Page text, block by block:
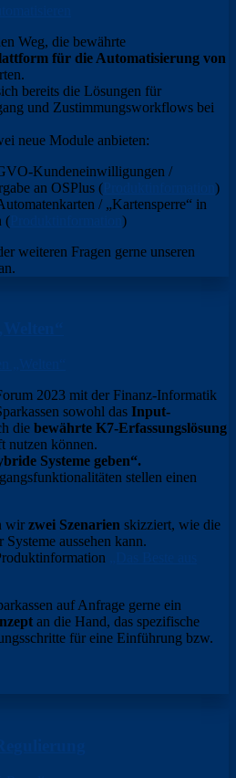
Weg, die bewährte
für die Automatisierung von
bereits die Lösungen für
und Zustimmungsworkflows bei
neue Module anbieten:
Kundeneinwilligungen /
an OSPlus (
)
/ „Kartensperre“ in
(
)
weiteren Fragen gerne unseren
2023 mit der Finanz-Informatik
sowohl das Input-
die bewährte K7-Erfassungslösung
nutzen können.
Systeme geben“.
stellen einen
wir zwei Szenarien skizziert, wie die
aussehen kann.
auf Anfrage gerne ein
an die Hand, das spezifische
für eine Einführung bzw.